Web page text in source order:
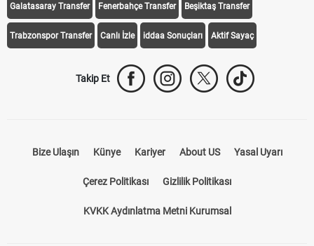
Galatasaray Transfer Fenerbahçe Transfer Beşiktaş Transfer
Trabzonspor Transfer Canlı İzle iddaa Sonuçları Aktif Sayaç
Takip Et
Bize Ulaşın Künye Kariyer About US Yasal Uyarı
Çerez Politikası Gizlilik Politikası
KVKK Aydınlatma Metni Kurumsal